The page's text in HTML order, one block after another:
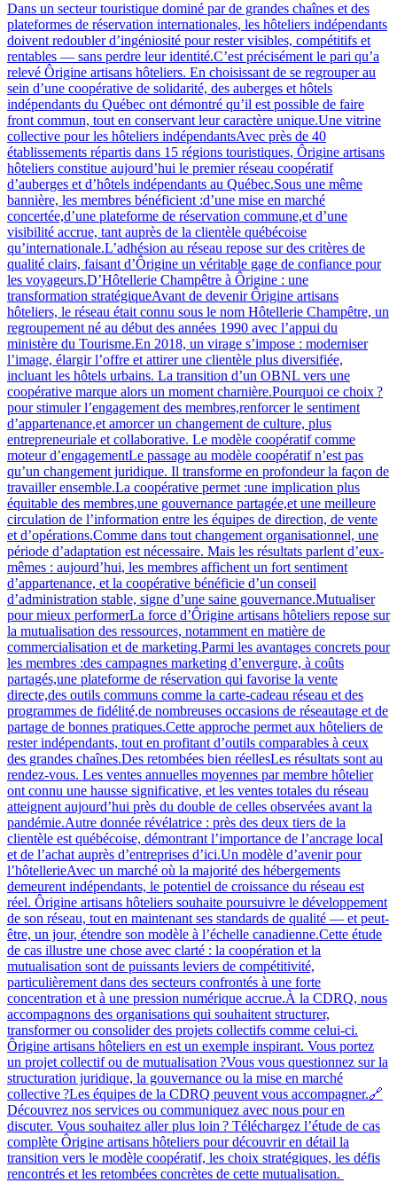
Dans un secteur touristique dominé par de grandes chaînes et des
plateformes de réservation internationales, les hôteliers indépendants
doivent redoubler d’ingéniosité pour rester visibles, compétitifs et
rentables — sans perdre leur identité.C’est précisément le pari qu’a
relevé Ôrigine artisans hôteliers. En choisissant de se regrouper au
sein d’une coopérative de solidarité, des auberges et hôtels
indépendants du Québec ont démontré qu’il est possible de faire
front commun, tout en conservant leur caractère unique.Une vitrine
collective pour les hôteliers indépendantsAvec près de 40
établissements répartis dans 15 régions touristiques, Ôrigine artisans
hôteliers constitue aujourd’hui le premier réseau coopératif
d’auberges et d’hôtels indépendants au Québec.Sous une même
bannière, les membres bénéficient :d’une mise en marché
concertée,d’une plateforme de réservation commune,et d’une
visibilité accrue, tant auprès de la clientèle québécoise
qu’internationale.L’adhésion au réseau repose sur des critères de
qualité clairs, faisant d’Ôrigine un véritable gage de confiance pour
les voyageurs.D’Hôtellerie Champêtre à Ôrigine : une
transformation stratégiqueAvant de devenir Ôrigine artisans
hôteliers, le réseau était connu sous le nom Hôtellerie Champêtre, un
regroupement né au début des années 1990 avec l’appui du
ministère du Tourisme.En 2018, un virage s’impose : moderniser
l’image, élargir l’offre et attirer une clientèle plus diversifiée,
incluant les hôtels urbains. La transition d’un OBNL vers une
coopérative marque alors un moment charnière.Pourquoi ce choix ?
pour stimuler l’engagement des membres,renforcer le sentiment
d’appartenance,et amorcer un changement de culture, plus
entrepreneuriale et collaborative. Le modèle coopératif comme
moteur d’engagementLe passage au modèle coopératif n’est pas
qu’un changement juridique. Il transforme en profondeur la façon de
travailler ensemble.La coopérative permet :une implication plus
équitable des membres,une gouvernance partagée,et une meilleure
circulation de l’information entre les équipes de direction, de vente
et d’opérations.Comme dans tout changement organisationnel, une
période d’adaptation est nécessaire. Mais les résultats parlent d’eux-
mêmes : aujourd’hui, les membres affichent un fort sentiment
d’appartenance, et la coopérative bénéficie d’un conseil
d’administration stable, signe d’une saine gouvernance.Mutualiser
pour mieux performerLa force d’Ôrigine artisans hôteliers repose sur
la mutualisation des ressources, notamment en matière de
commercialisation et de marketing.Parmi les avantages concrets pour
les membres :des campagnes marketing d’envergure, à coûts
partagés,une plateforme de réservation qui favorise la vente
directe,des outils communs comme la carte-cadeau réseau et des
programmes de fidélité,de nombreuses occasions de réseautage et de
partage de bonnes pratiques.Cette approche permet aux hôteliers de
rester indépendants, tout en profitant d’outils comparables à ceux
des grandes chaînes.Des retombées bien réellesLes résultats sont au
rendez-vous. Les ventes annuelles moyennes par membre hôtelier
ont connu une hausse significative, et les ventes totales du réseau
atteignent aujourd’hui près du double de celles observées avant la
pandémie.Autre donnée révélatrice : près des deux tiers de la
clientèle est québécoise, démontrant l’importance de l’ancrage local
et de l’achat auprès d’entreprises d’ici.Un modèle d’avenir pour
l’hôtellerieAvec un marché où la majorité des hébergements
demeurent indépendants, le potentiel de croissance du réseau est
réel. Ôrigine artisans hôteliers souhaite poursuivre le développement
de son réseau, tout en maintenant ses standards de qualité — et peut-
être, un jour, étendre son modèle à l’échelle canadienne.Cette étude
de cas illustre une chose avec clarté : la coopération et la
mutualisation sont de puissants leviers de compétitivité,
particulièrement dans des secteurs confrontés à une forte
concentration et à une pression numérique accrue.À la CDRQ, nous
accompagnons des organisations qui souhaitent structurer,
transformer ou consolider des projets collectifs comme celui-ci.
Ôrigine artisans hôteliers en est un exemple inspirant. Vous portez
un projet collectif ou de mutualisation ?Vous vous questionnez sur la
structuration juridique, la gouvernance ou la mise en marché
collective ?Les équipes de la CDRQ peuvent vous accompagner.🔗
Découvrez nos services ou communiquez avec nous pour en
discuter. Vous souhaitez aller plus loin ? Téléchargez l’étude de cas
complète Ôrigine artisans hôteliers pour découvrir en détail la
transition vers le modèle coopératif, les choix stratégiques, les défis
rencontrés et les retombées concrètes de cette mutualisation.